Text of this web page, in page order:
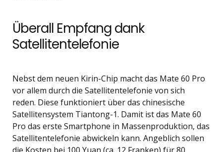
Überall Empfang dank
Satellitentelefonie
Nebst dem neuen Kirin-Chip macht das Mate 60 Pro
vor allem durch die Satellitentelefonie von sich
reden. Diese funktioniert über das chinesische
Satellitensystem Tiantong-1. Damit ist das Mate 60
Pro das erste Smartphone in Massenproduktion, das
Satellitentelefonie abwickeln kann. Angeblich sollen